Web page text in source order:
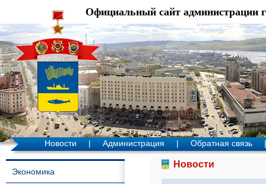
Официальный сайт администрации
Новости | Администрация | Обратная связь |
Экономика
Новости